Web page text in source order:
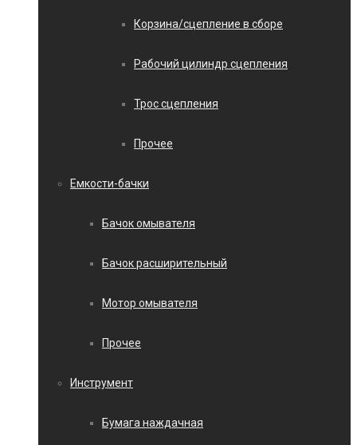
Корзина/сцепление в сборе
Рабочий цилиндр сцепления
Трос сцепления
Прочее
Емкости-бачки
Бачок омывателя
Бачок расширительный
Мотор омывателя
Прочее
Инструмент
Бумага наждачная